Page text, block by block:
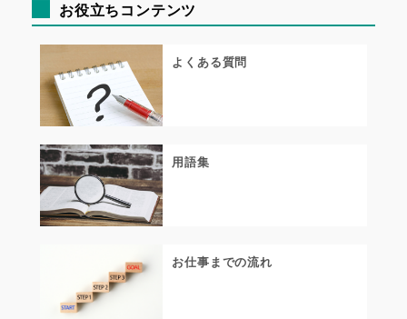
お役立ちコンテンツ
よくある質問
用語集
お仕事までの流れ